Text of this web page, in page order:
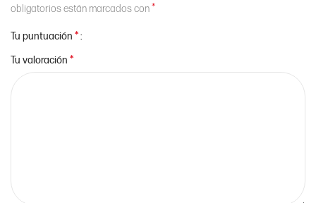
obligatorios están marcados con*
Tu puntuación *
Tu valoración *